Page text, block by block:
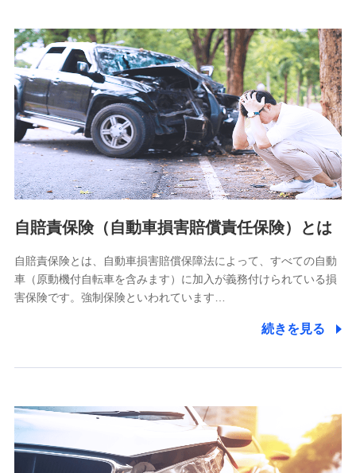
分析するため
当社の対応品質向上やお問い合わせ内容の正確な把握のため
個人情報保護管理者の職名、連絡先
株式会社ドコモ・インシュアランス 営業部長
〒103-0013 東京都中央区日本橋人形町2-14-10 アーバン
ネット日本橋ビル 3F
株式会社ドコモ・インシュアランス
個人情報の第三者提供について
除き、第三者に提供いたしません。
業務の委託
当社は利用目的の達成に必要な範囲内において個人情報の取
【共同して利用される利用データの項目】
当社又は株式会社NTTドコモがサービス提供等を通じて取得
した、以下の情報などの個人データ
自賠責保険（自動車損害賠償責任保険）とは
自賠責保険とは、自動車損害賠償保障法によって、すべての自動
車（原動機付自転車を含みます）に加入が義務付けられている損
害保険です。強制保険といわれています…
続きを見る